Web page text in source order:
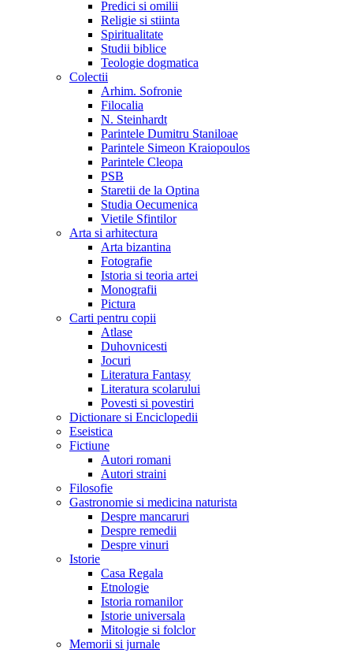
Predici si omilii
Religie si stiinta
Spiritualitate
Studii biblice
Teologie dogmatica
Colectii
Arhim. Sofronie
Filocalia
N. Steinhardt
Parintele Dumitru Staniloae
Parintele Simeon Kraiopoulos
Parintele Cleopa
PSB
Staretii de la Optina
Studia Oecumenica
Vietile Sfintilor
Arta si arhitectura
Arta bizantina
Fotografie
Istoria si teoria artei
Monografii
Pictura
Carti pentru copii
Atlase
Duhovnicesti
Jocuri
Literatura Fantasy
Literatura scolarului
Povesti si povestiri
Dictionare si Enciclopedii
Eseistica
Fictiune
Autori romani
Autori straini
Filosofie
Gastronomie si medicina naturista
Despre mancaruri
Despre remedii
Despre vinuri
Istorie
Casa Regala
Etnologie
Istoria romanilor
Istorie universala
Mitologie si folclor
Memorii si jurnale